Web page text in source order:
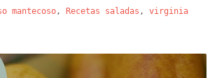
mantecoso , Recetas saladas , virginia